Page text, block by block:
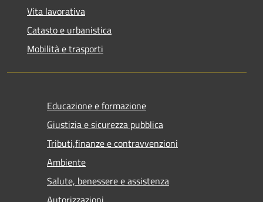
Vita lavorativa
Catasto e urbanistica
Mobilità e trasporti
Educazione e formazione
Giustizia e sicurezza pubblica
Tributi,finanze e contravvenzioni
Ambiente
Salute, benessere e assistenza